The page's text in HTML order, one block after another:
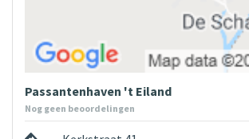
Passantenhaven 't Eiland
Nog geen beoordelingen